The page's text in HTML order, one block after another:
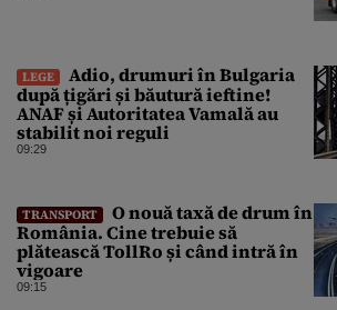
LEGE
Adio, drumuri în Bulgaria
după țigări și băutură ieftine!
ANAF și Autoritatea Vamală au
stabilit noi reguli
09:29
TRANSPORT
O nouă taxă de drum în
România. Cine trebuie să
plătească TollRo și când intră în
vigoare
09:15